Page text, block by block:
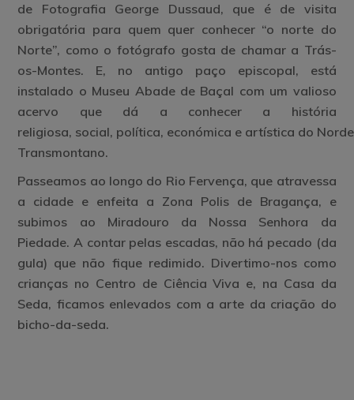
de Fotografia George Dussaud, que é de visita
obrigatória para quem quer conhecer “o norte do
Norte”, como o fotógrafo gosta de chamar a Trás-
os-Montes. E, no antigo paço episcopal, está
instalado o Museu Abade de Baçal com um valioso
acervo que dá a conhecer a história
religiosa, social, política, económica e artística do
Transmontano.
Passeamos ao longo do Rio Fervença, que atravessa
a cidade e enfeita a Zona Polisde Bragança, e
subimos ao Miradouro da Nossa Senhora da
Piedade. A contar pelas escadas, não há pecado (da
gula) que não fique redimido. Divertimo-nos como
crianças no Centro de Ciência Viva e, na Casa da
Seda, ficamos enlevados com a arte da criação do
bicho-da-seda.